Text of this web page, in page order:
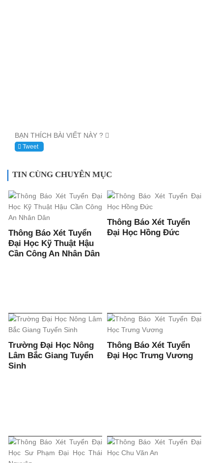
BẠN THÍCH BÀI VIẾT NÀY ?
Tweet
TIN CÙNG CHUYÊN MỤC
Thông Báo Xét Tuyển
Đại Học Kỹ Thuật Hậu
Cần Công An Nhân Dân
Thông Báo Xét Tuyển
Đại Học Hồng Đức
Trường Đại Học Nông
Lâm Bắc Giang Tuyển
Sinh
Thông Báo Xét Tuyển
Đại Học Trưng Vương